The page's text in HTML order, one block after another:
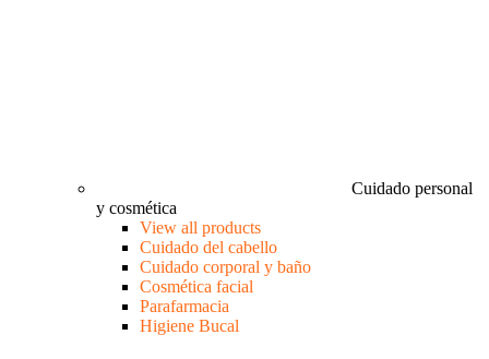
Cuidado personal
y cosmética
View all products
Cuidado del cabello
Cuidado corporal y baño
Cosmética facial
Parafarmacia
Higiene Bucal